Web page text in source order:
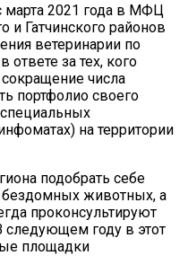
марта 2021 года в МФЦ
и Гатчинского районов
ветеринарии по
за тех, кого
числа
портфолио своего
на территории
подобрать себе
бездомных животных, а
проконсультируют
следующем году в этот
площадки